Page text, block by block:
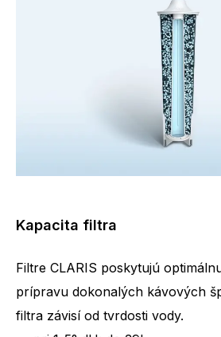
Kapacita filtra
Filtre CLARIS poskytujú
prípravu dokonalých kávových
filtra závisí od tvrdosti vody.